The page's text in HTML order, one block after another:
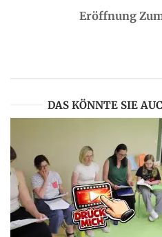
v
i
g
a
Eröffnung
DAS KÖNNTE SIE